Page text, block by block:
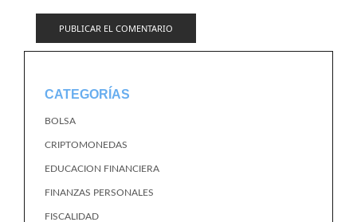
CATEGORÍAS
BOLSA
CRIPTOMONEDAS
EDUCACION FINANCIERA
FINANZAS PERSONALES
FISCALIDAD